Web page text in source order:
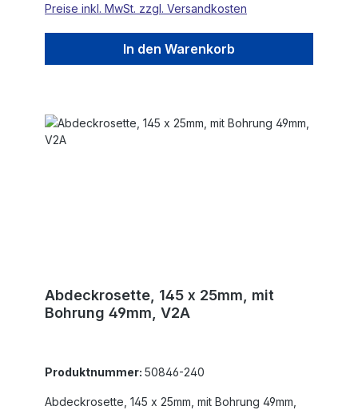
Preise inkl. MwSt. zzgl. Versandkosten
In den Warenkorb
Abdeckrosette, 145 x 25mm, mit
Bohrung 49mm, V2A
Produktnummer: 50846-240
Abdeckrosette, 145 x 25mm, mit Bohrung 49mm,